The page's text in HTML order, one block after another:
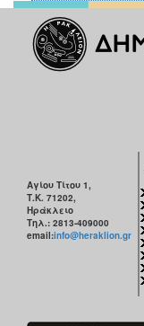
Αγίου Τίτου 1,
Τ.Κ. 71202,
Ηράκλειο
Τηλ.: 2813-409000
email:info@heraklion.gr